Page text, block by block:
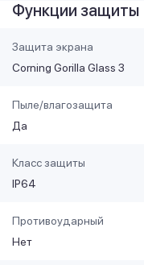
Функции защиты
Защита экрана
Corning Gorilla Glass 3
Пыле/влагозащита
Да
Класс защиты
IP64
Противоударный
Нет